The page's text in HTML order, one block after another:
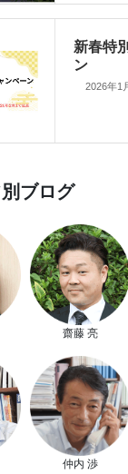
新春特
ン
2026年1
ブログ
齋藤 亮
仲内 渉